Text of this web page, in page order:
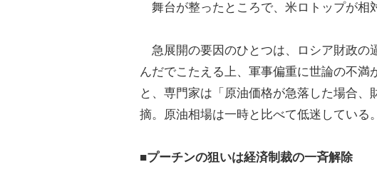
舞台が整ったところで、米ロトップが相
急展開の要因のひとつは、ロシア財政の
んだでこたえる上、軍事偏重に世論の不満
と、専門家は「原油価格が急落した場合
摘。原油相場は一時と比べて低迷している。
■プーチンの狙いは経済制裁の一斉解除